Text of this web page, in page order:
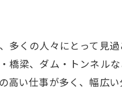
多くの人々にとって見
橋梁、ダム・トンネル
高い仕事が多く、幅広